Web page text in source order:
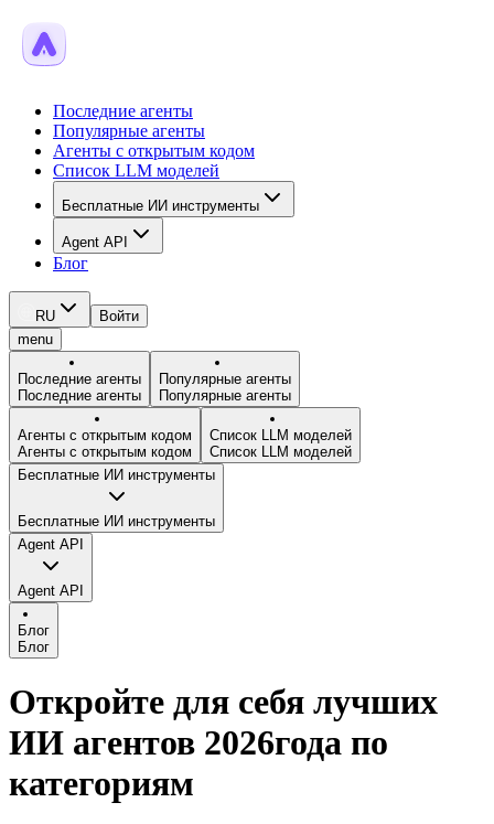
Последние агенты
Популярные агенты
Агенты с открытым кодом
Список LLM моделей
Бесплатные ИИ инструменты
Agent API
Блог
RU
Войти
menu
Последние агенты
Последние агенты
Популярные агенты
Популярные агенты
Агенты с открытым кодом
Агенты с открытым кодом
Список LLM моделей
Список LLM моделей
Бесплатные ИИ инструменты
Бесплатные ИИ инструменты
Agent API
Agent API
Блог
Блог
Откройте для себя лучших
ИИ агентов 2026года по
категориям